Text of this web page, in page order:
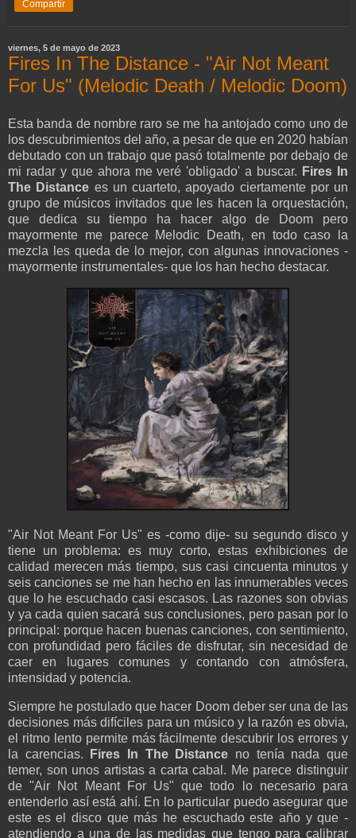
Compartir
viernes, 5 de mayo de 2023
Fires In The Distance - "Air Not Meant
For Us" (Melodic Death / Melodic Doom)
Esta banda de nombre raro se me ha antojado como uno de
los descubrimientos del año, a pesar de que en 2020 habían
debutado con un trabajo que pasó totalmente por debajo de
mi radar y que ahora me veré 'obligado' a buscar. Fires In
The Distance es un cuarteto, apoyado ciertamente por un
grupo de músicos invitados que les hacen la orquestación,
que dedica su tiempo ha hacer algo de Doom pero
mayormente me parece Melodic Death, en todo caso la
mezcla les queda de lo mejor, con algunas innovaciones -
mayormente instrumentales- que los han hecho destacar.
"Air Not Meant For Us" es -como dije- su segundo disco y
tiene un problema: es muy corto, estas exhibiciones de
calidad merecen más tiempo, sus casi cincuenta minutos y
seis canciones se me han hecho en las innumerables veces
que lo he escuchado casi escasos. Las razones son obvias
y ya cada quien sacará sus conclusiones, pero pasan por lo
principal: porque hacen buenas canciones, con sentimiento,
con profundidad pero fáciles de disfrutar, sin necesidad de
caer en lugares comunes y contando con atmósfera,
intensidad y potencia.
Siempre he postulado que hacer Doom deber ser una de las
decisiones más difíciles para un músico y la razón es obvia,
el ritmo lento permite más fácilmente descubrir los errores y
la carencias.
Fires In The Distance no tenía nada que
temer, son unos artistas a carta cabal. Me parece distinguir
de "Air Not Meant For Us" que todo lo necesario para
entenderlo así está ahí. En lo particular puedo asegurar que
este es el disco que más he escuchado este año y que -
atendiendo a una de las medidas que tengo para calibrar